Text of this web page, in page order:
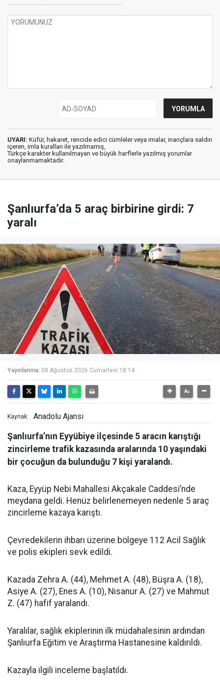
UYARI: Küfür, hakaret, rencide edici cümleler veya imalar, inançlara saldırı
içeren, imla kuralları ile yazılmamış,
Türkçe karakter kullanılmayan ve büyük harflerle yazılmış yorumlar
onaylanmamaktadır.
Şanlıurfa’da 5 araç birbirine girdi: 7
yaralı
Yayınlanma: 08 Ağustos 2026 Cumartesi 18:14
Kaynak: Anadolu Ajansı
Şanlıurfa’nın Eyyübiye ilçesinde 5 aracın karıştığı
zincirleme trafik kazasında aralarında 10 yaşındaki
bir çocuğun da bulunduğu 7 kişi yaralandı.
Kaza, Eyyüp Nebi Mahallesi Akçakale Caddesi’nde
meydana geldi. Henüz belirlenemeyen nedenle 5 araç
zincirleme kazaya karıştı.
Çevredekilerin ihbarı üzerine bölgeye 112 Acil Sağlık
ve polis ekipleri sevk edildi.
Kazada Zehra A. (44), Mehmet A. (48), Büşra A. (18),
Asiye A. (27), Enes A. (10), Nisanur A. (27) ve Mahmut
Z. (47) hafif yaralandı.
Yaralılar, sağlık ekiplerinin ilk müdahalesinin ardından
Şanlıurfa Eğitim ve Araştırma Hastanesine kaldırıldı.
Kazayla ilgili inceleme başlatıldı.